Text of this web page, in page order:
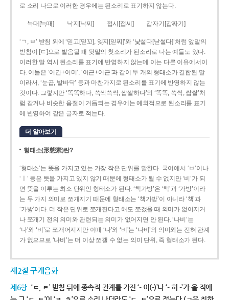
로 소리 나므로 이러한 경우에는 된소리로 표기하지 않는다.
늑대[늑때] 낙지[낙찌] 접시[접씨] 갑자기[갑짜기]
‘ㄱ, ㅂ’ 받침 외에 ‘믿고[믿꼬], 잊지[읻찌]’와 ‘낯설다[낟썰다]’처럼 앞말의
받침이 [ㄷ]으로 발음될 때 뒷말의 첫소리가 된소리로 나는 예들도 있다.
이러한 말 역시 된소리를 표기에 반영하지 않는데 이는 다른 이유에서이
다. 이들은 ‘어간+어미’, ‘어근+어근’과 같이 두 개의 형태소가 결합된 말
이라서, ‘눈곱, 발바닥’ 등과 마찬가지로 된소리를 표기에 반영하지 않는
것이다. 그렇지만 ‘똑똑하다, 쓱싹쓱싹, 쌉쌀하다’의 ‘똑똑, 쓱싹, 쌉쌀’처
럼 같거나 비슷한 음절이 거듭되는 경우에는 예외적으로 된소리를 표기
에 반영하여 같은 글자로 적는다.
더 알아보기
형태소(形態素)란?
‘형태소’는 뜻을 가지고 있는 가장 작은 단위를 말한다. 국어에서 ‘ㅂ’이나
‘ㅣ’ 등은 뜻을 가지고 있지 않기 때문에 형태소가 될 수 없지만 ‘비’가 되
면 뜻을 이루는 최소 단위인 형태소가 된다. ‘책가방’은 ‘책’과 ‘가방’이라
는 두 가지 의미로 쪼개지기 때문에 형태소는 ‘책가방’이 아니라 ‘책’과
‘가방’이다. 더 작은 단위로 쪼개진다고 해도 쪼갰을 때 의미가 없어지거
나 쪼개기 전의 의미와 관련되는 의미가 없어지면 안 된다. ‘나비’는
‘나’와 ‘비’로 쪼개어지지만 이때 ‘나’와 ‘비’는 ‘나비’의 의미와는 전혀 관계
가 없으므로 ‘나비’는 더 이상 쪼갤 수 없는 의미 단위, 즉 형태소가 된다.
제2절 구개음화
제6항 ‘ㄷ, ㅌ’ 받침 뒤에 종속적 관계를 가진 ‘- 이(-)’나 ‘- 히 -’가 올 적에